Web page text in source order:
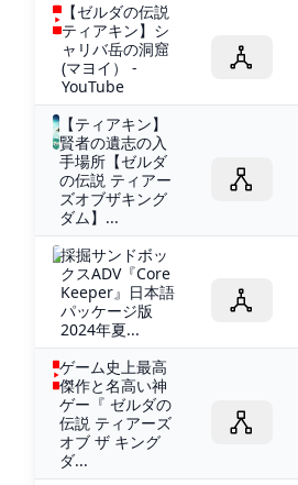
【ゼルダの伝説
ティアキン】シ
ャリバ岳の洞窟
(マヨイ） -
YouTube
【ティアキン】
賢者の遺志の入
手場所【ゼルダ
の伝説 ティアー
ズオブザキング
ダム】...
採掘サンドボッ
クスADV『Core
Keeper』日本語
パッケージ版
2024年夏...
ゲーム史上最高
傑作と名高い神
ゲー『 ゼルダの
伝説 ティアーズ
オブ ザ キング
ダ...